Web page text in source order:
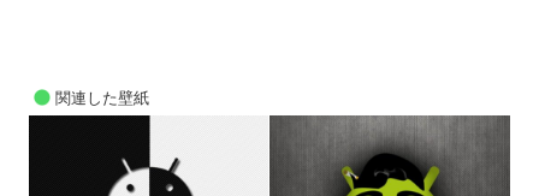
関連した壁紙